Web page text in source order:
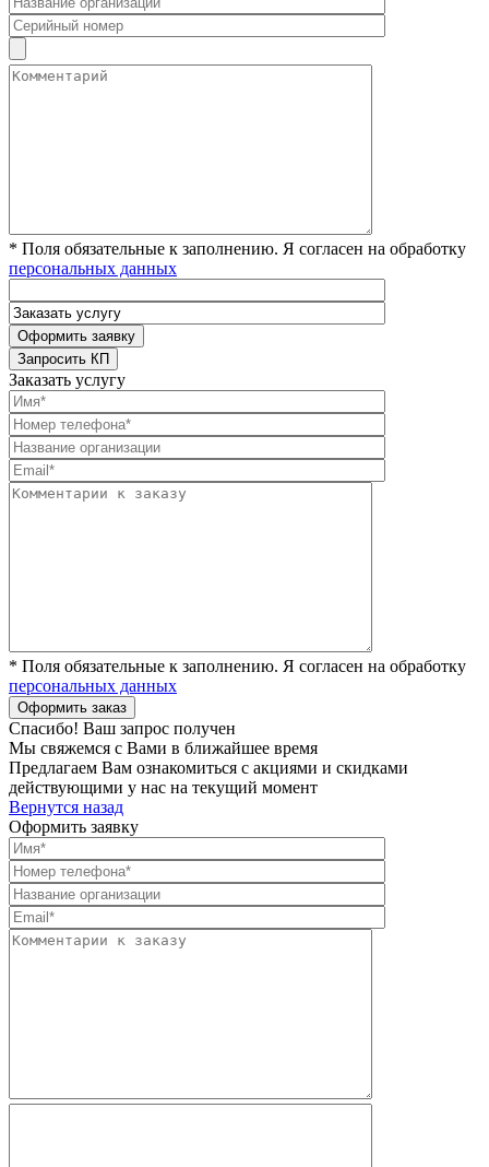
* Поля обязательные к заполнению. Я согласен на обработку
персональных данных
Заказать услугу
* Поля обязательные к заполнению. Я согласен на обработку
персональных данных
Спасибо! Ваш запрос получен
Мы свяжемся с Вами в ближайшее время
Предлагаем Вам ознакомиться с акциями и скидками
действующими у нас на текущий момент
Вернутся назад
Оформить заявку